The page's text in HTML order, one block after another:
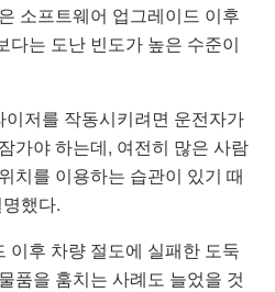
소프트웨어 업그레이드 이후
다는 도난 빈도가 높은 수준이
저를 작동시키려면 운전자가
가야 하는데, 여전히 많은 사람
치를 이용하는 습관이 있기 때
했다.
이후 차량 절도에 실패한 도둑
품을 훔치는 사례도 늘었을 것